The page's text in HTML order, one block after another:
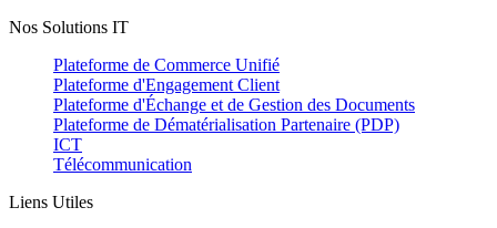
Nos Solutions IT
Plateforme de Commerce Unifié
Plateforme d'Engagement Client
Plateforme d'Échange et de Gestion des Documents
Plateforme de Dématérialisation Partenaire (PDP)
ICT
Télécommunication
Liens Utiles